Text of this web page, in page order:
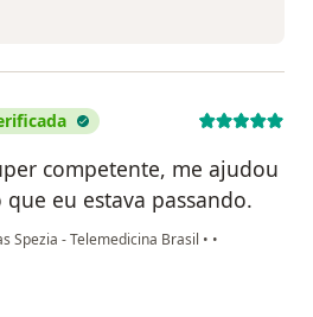
competente, me ajudou
eu estava passando.
Spezia - Telemedicina Brasil • •